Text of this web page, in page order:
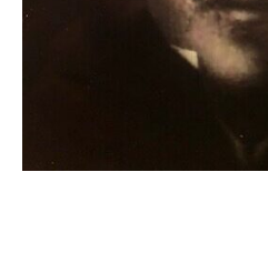
* Champ obligatoire
Statut / Organisation